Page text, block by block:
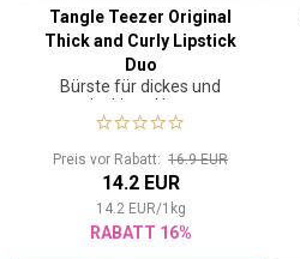
Tangle Teezer Original
Thick and Curly Lipstick
Duo
Bürste für dickes und
lockiges Haar
Preis vor Rabatt: 16.9 EUR
14.2 EUR
14.2 EUR/1 kg
RABATT 16%